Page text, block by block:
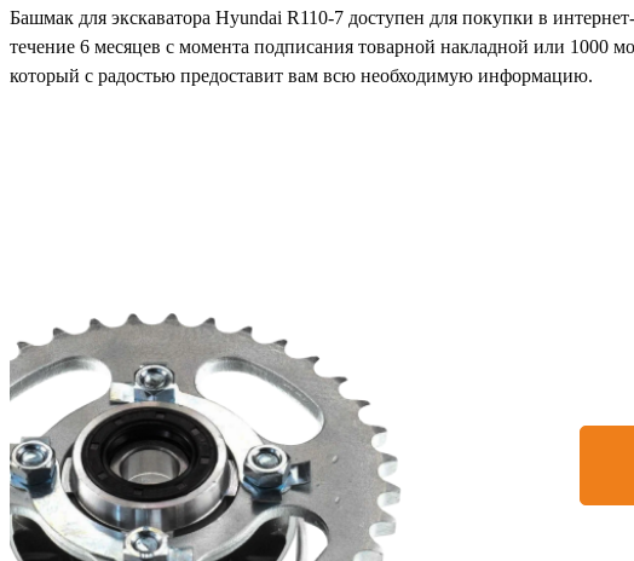
Башмак для экскаватора Hyundai R110-7 доступен для покупки в
течение 6 месяцев с момента подписания товарной накладной или 1000
который с радостью предоставит вам всю необходимую информацию.